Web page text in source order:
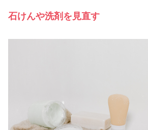
石けんや洗剤を見直す